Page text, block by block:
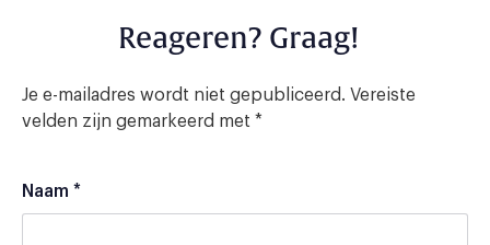
Reageren? Graag!
Je e-mailadres wordt niet gepubliceerd. Vereiste
velden zijn gemarkeerd met *
Naam *